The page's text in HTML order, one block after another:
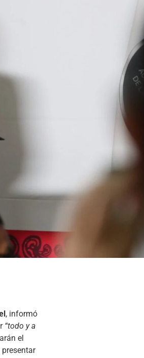
, informó
“todo y a
el